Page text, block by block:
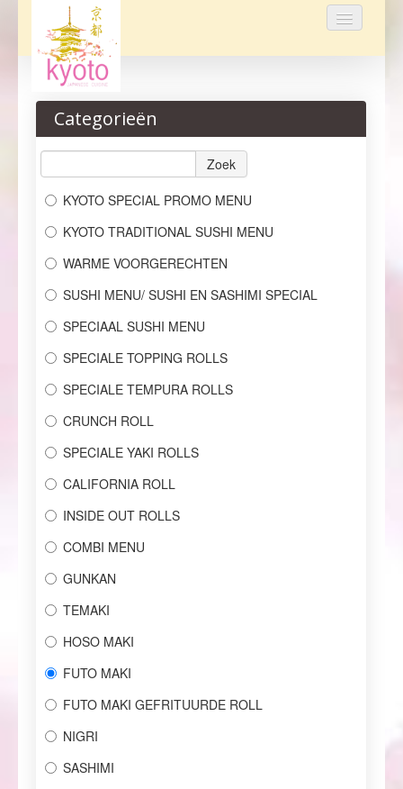
Home
Bestellen
Reservaties
Over ons
Contact
Categorieën
Zoek
KYOTO SPECIAL PROMO MENU
KYOTO TRADITIONAL SUSHI MENU
WARME VOORGERECHTEN
SUSHI MENU/ SUSHI EN SASHIMI SPECIAL
SPECIAAL SUSHI MENU
SPECIALE TOPPING ROLLS
SPECIALE TEMPURA ROLLS
CRUNCH ROLL
SPECIALE YAKI ROLLS
CALIFORNIA ROLL
INSIDE OUT ROLLS
COMBI MENU
GUNKAN
TEMAKI
HOSO MAKI
FUTO MAKI
FUTO MAKI GEFRITUURDE ROLL
NIGRI
SASHIMI